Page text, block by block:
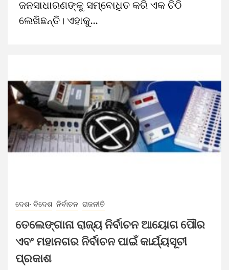
ଜନସାଧାରଣଙ୍କୁ ସମ୍ବୋଧିତ କରି ଏକ ଚିଠି
ଲେଖିଛନ୍ତି। ଏହାକୁ...
ଦେଶ- ବିଦେଶ ନିର୍ବାଚନ ରାଜନୀତି
ତେଲେଙ୍ଗାନା ରାଜ୍ୟ ନିର୍ବାଚନ ଆୟୋଗ ପୌର
ଏବଂ ମହାନଗର ନିର୍ବାଚନ ପାଇଁ କାର୍ଯ୍ୟସୂଚୀ
ପ୍ରକାଶ